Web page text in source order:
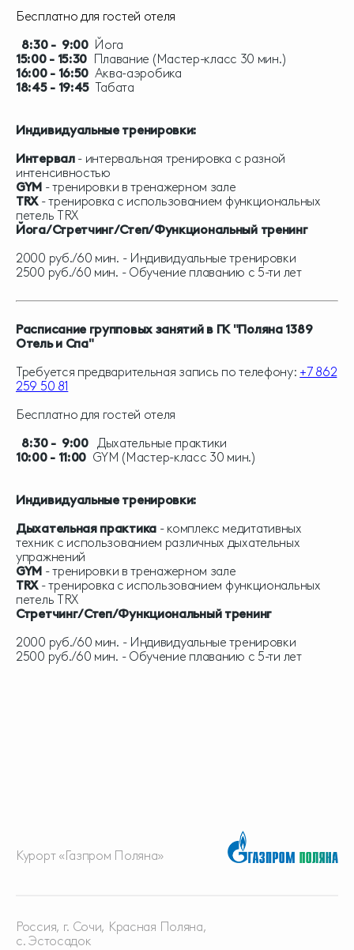
Бесплатно для гостей отеля
8:30 - 9:00Йога
15:00 - 15:30 Плавание (Мастер-класс 30 мин.)
16:00 - 16:50 Аква-аэробика
18:45 - 19:45 Табата
Индивидуальные тренировки:
Интервал- интервальная тренировка с разной
интенсивностью
GYM - тренировки в тренажерном зале
TRX- тренировка с использованием функциональных
петель TRX
Йога/Стретчинг/Степ/Функциональный тренинг
2000 руб./60 мин. - Индивидуальные тренировки
2500 руб./60 мин. - Обучение плаванию с 5-ти лет
Расписание групповых занятий в ГК "Поляна 1389
Отель и Спа"
Требуется предварительная запись по телефону: +7 862
259 50 81
Бесплатно для гостей отеля
8:30 - 9:00Дыхательные практики
10:00 - 11:00 GYM (Мастер-класс 30 мин.)
Индивидуальные тренировки:
Дыхательная практика - комплекс медитативных
техник с использованием различных дыхательных
упражнений
GYM - тренировки в тренажерном зале
TRX- тренировка с использованием функциональных
петель TRX
Стретчинг/Степ/Функциональный тренинг
2000 руб./60 мин. - Индивидуальные тренировки
2500 руб./60 мин. - Обучение плаванию с 5-ти лет
Курорт «Газпром Поляна»
Россия, г. Сочи, Красная Поляна,
с. Эстосадок